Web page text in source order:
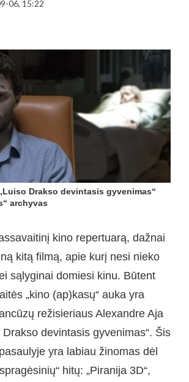
06, 15:22
Drakso devintasis gyvenimas“
archyvas
kino repertuarą, dažnai
kitą filmą, apie kurį nesi nieko
sąlyginai domiesi kinu. Būtent
„kino (ap)kasų“ auka yra
režisieriaus Alexandre Aja
Drakso devintasis gyvenimas“. Šis
yra labiau žinomas dėl
hitų: „Piranija 3D“,